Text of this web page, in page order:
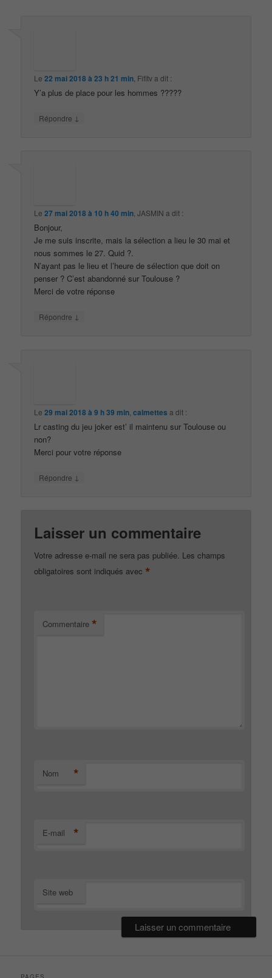
Le22 mai 2018 à 23 h 21 min Fifitva dit :
Y’a plus de place pour les hommes ?????
Répondre ↓
Le27 mai 2018 à 10 h 40 min ,JASMIN a dit :
Bonjour,
Je me suis inscrite, mais la sélection a lieu le 30 mai et
nous sommes le 27. Quid ?.
N’ayant pas le lieu et l’heure de sélection que doit on
penser ? C’est abandonné sur Toulouse ?
Merci de votre réponse
Répondre ↓
Le29 mai 2018 à 9 h 39 min ,calmettes a dit :
Lr casting du jeu joker est’ il maintenu sur Toulouse ou
non?
Merci pour votre réponse
Répondre ↓
Laisser un commentaire
Votre adresse e-mail ne sera pas publiée. Les champs
obligatoires sont indiqués avec *
Commentaire *
Nom *
E-mail *
Site web